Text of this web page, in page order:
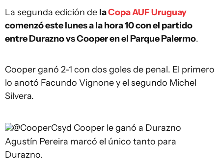
La segunda edición de laCopa AUF Uruguay
comenzó este lunes a la hora 10 con el partido
entre Durazno vs Cooper en el Parque Palermo.
Cooper ganó 2-1 con dos goles de penal. El primero
lo anotó Facundo Vignone y el segundo Michel
Silvera.
@CooperCsyd Cooper le ganó a Durazno
Agustín Pereira marcó el único tanto para
Durazno.